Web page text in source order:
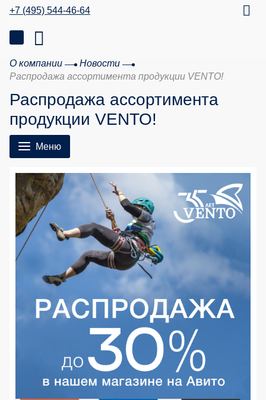
+7 (495) 544-46-64
О компании
Новости
Распродажа ассортимента продукции VENTO!
Распродажа ассортимента
продукции VENTO!
Меню